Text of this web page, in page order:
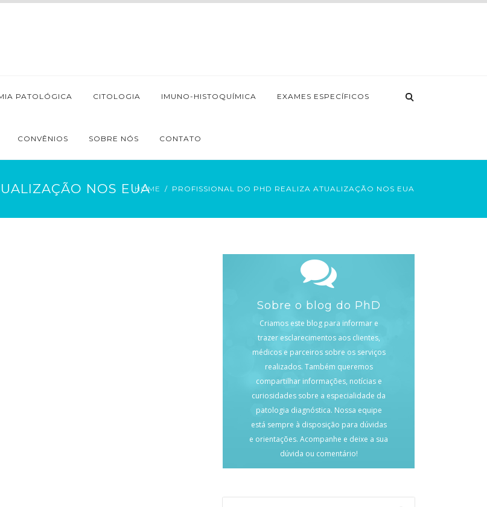
PATOLÓGICA CITOLOGIA IMUNO-HISTOQUÍMICA EXAMES ESPECÍFICOS
CONVÊNIOS SOBRE NÓS CONTATO
NOS EUA
HOME PROFISSIONAL DO PHD REALIZA ATUALIZAÇÃO NOS EUA
Sobre o blog do PhD
Criamos este blog para informar e
trazer esclarecimentos aos clientes,
médicos e parceiros sobre os serviços
realizados. Também queremos
compartilhar informações, notícias e
curiosidades sobre a especialidade da
patologia diagnóstica. Nossa equipe
está sempre à disposição para dúvidas
e orientações. Acompanhe e deixe a sua
dúvida ou comentário!